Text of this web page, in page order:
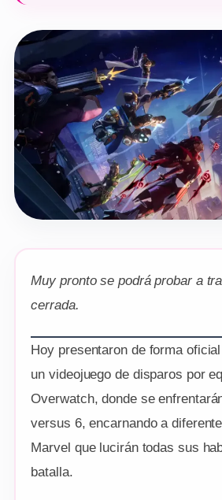
Muy pronto se podrá probar a
cerrada.
Hoy presentaron de forma oficial
un videojuego de disparos por
Overwatch, donde se
versus 6, encarnando a
Marvel que lucirán todas sus
batalla.